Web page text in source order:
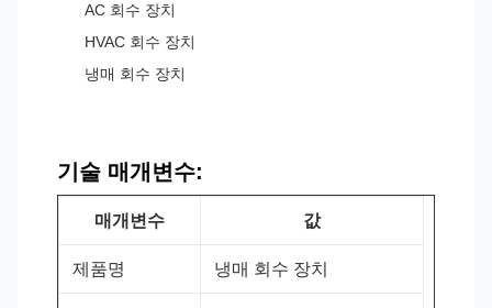
AC 회수 장치
HVAC 회수 장치
냉매 회수 장치
기술 매개변수:
매개변수 값
제품명 냉매 회수 장치